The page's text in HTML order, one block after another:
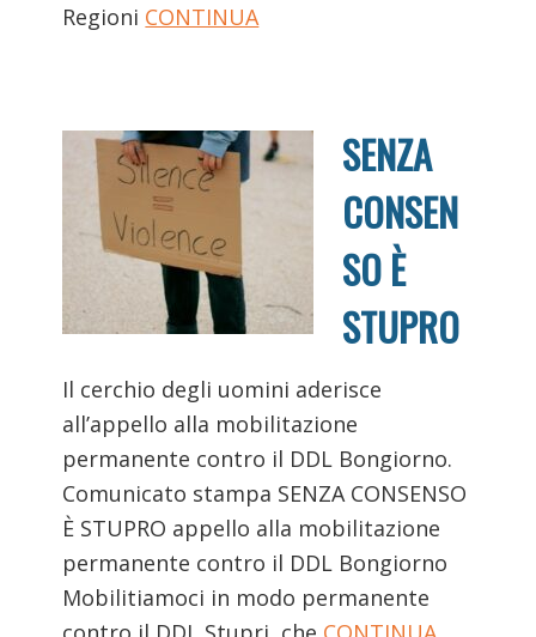
Regioni CONTINUA
SENZA
CONSEN
SO È
STUPRO
Il cerchio degli uomini aderisce
all’appello alla mobilitazione
permanente contro il DDL Bongiorno.
Comunicato stampa SENZA CONSENSO
È STUPRO appello alla mobilitazione
permanente contro il DDL Bongiorno
Mobilitiamoci in modo permanente